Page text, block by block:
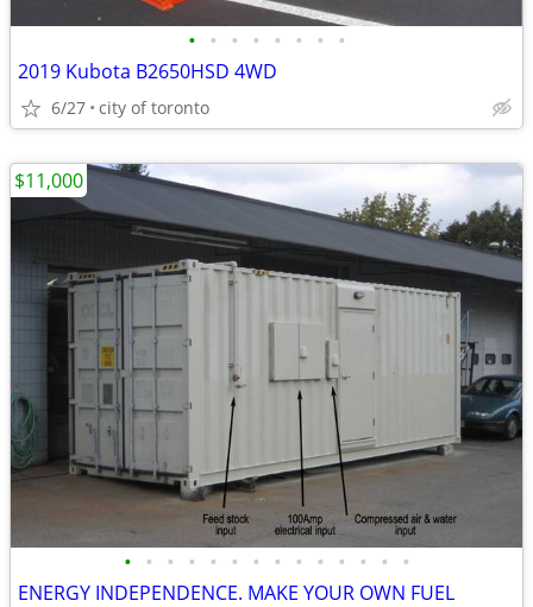
• • • • • • • •
2019 Kubota B2650HSD 4WD
6/27 city of toronto
• • • • • • • • • • • • • •
ENERGY INDEPENDENCE. MAKE YOUR OWN FUEL
$11,000